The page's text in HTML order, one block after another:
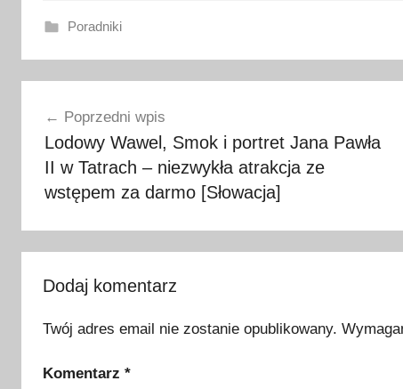
Poradniki
o
l
e
s
k
wpisuPoprzedni wpis
Lodowy Wawel, Smok i portret Jana Pawła
II w Tatrach – niezwykła atrakcja ze
wstępem za darmo [Słowacja]
Dodaj komentarz
Twój adres email nie zostanie opublikowany.
Komentarz *